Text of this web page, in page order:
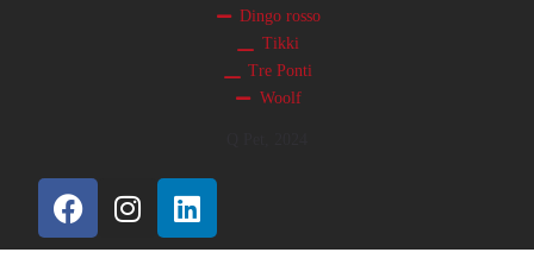
Dingo rosso
Tikki
Tre Ponti
Woolf